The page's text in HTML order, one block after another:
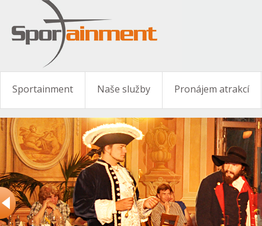
Sportainment Naše služby Pronájem atrakcí